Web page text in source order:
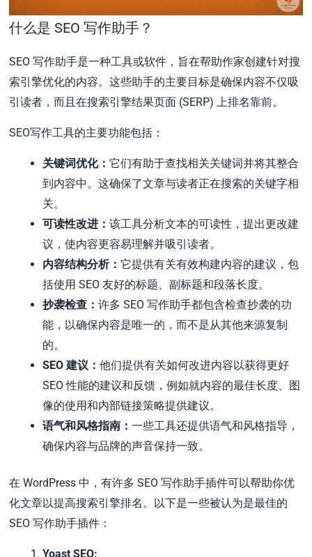
什么是 SEO 写作助手？
SEO 写作助手是一种工具或软件，旨在帮助作家创建针对搜
索引擎优化的内容。这些助手的主要目标是确保内容不仅吸
引读者，而且在搜索引擎结果页面 (SERP) 上排名靠前。
SEO写作工具的主要功能包括：
关键词优化：它们有助于查找相关关键词并将其整合
到内容中。这确保了文章与读者正在搜索的关键字相
关。
可读性改进：该工具分析文本的可读性，提出更改建
议，使内容更容易理解并吸引读者。
内容结构分析：它提供有关有效构建内容的建议，包
括使用 SEO 友好的标题、副标题和段落长度。
抄袭检查：许多 SEO 写作助手都包含检查抄袭的功
能，以确保内容是唯一的，而不是从其他来源复制
的。
SEO 建议：他们提供有关如何改进内容以获得更好
SEO 性能的建议和反馈，例如就内容的最佳长度、图
像的使用和内部链接策略提供建议。
语气和风格指南：一些工具还提供语气和风格指导，
确保内容与品牌的声音保持一致。
在 WordPress 中，有许多 SEO 写作助手插件可以帮助你优
化文章以提高搜索引擎排名。以下是一些被认为是最佳的
SEO 写作助手插件：
Yoast SEO: